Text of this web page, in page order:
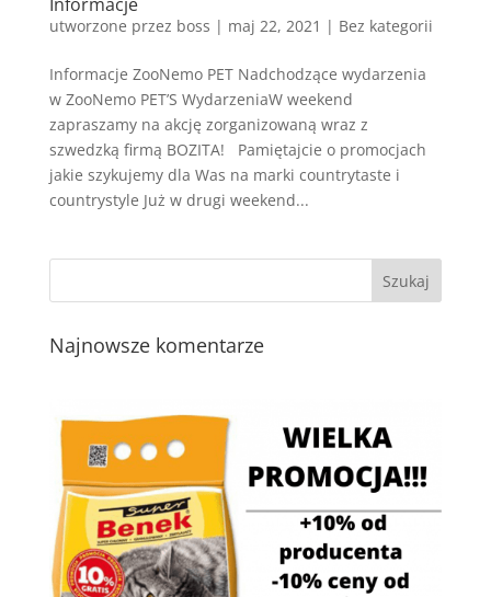
Informacje
utworzone przez boss | maj 22, 2021 | Bez kategorii
Informacje ZooNemo PET Nadchodzące wydarzenia
w ZooNemo PET’S WydarzeniaW weekend
zapraszamy na akcję zorganizowaną wraz z
szwedzką firmą BOZITA! Pamiętajcie o promocjach
jakie szykujemy dla Was na marki countrytaste i
countrystyle Już w drugi weekend...
Najnowsze komentarze